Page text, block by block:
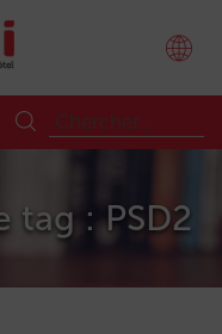
tag : PSD2